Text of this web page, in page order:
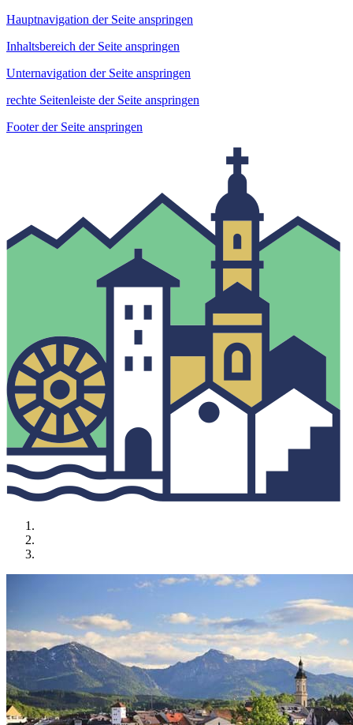
Hauptnavigation der Seite anspringen
Inhaltsbereich der Seite anspringen
Unternavigation der Seite anspringen
rechte Seitenleiste der Seite anspringen
Footer der Seite anspringen